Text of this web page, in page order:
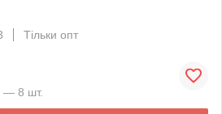
Тільки опт
— 8 шт.